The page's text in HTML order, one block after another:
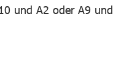
und A2 oder A9 und